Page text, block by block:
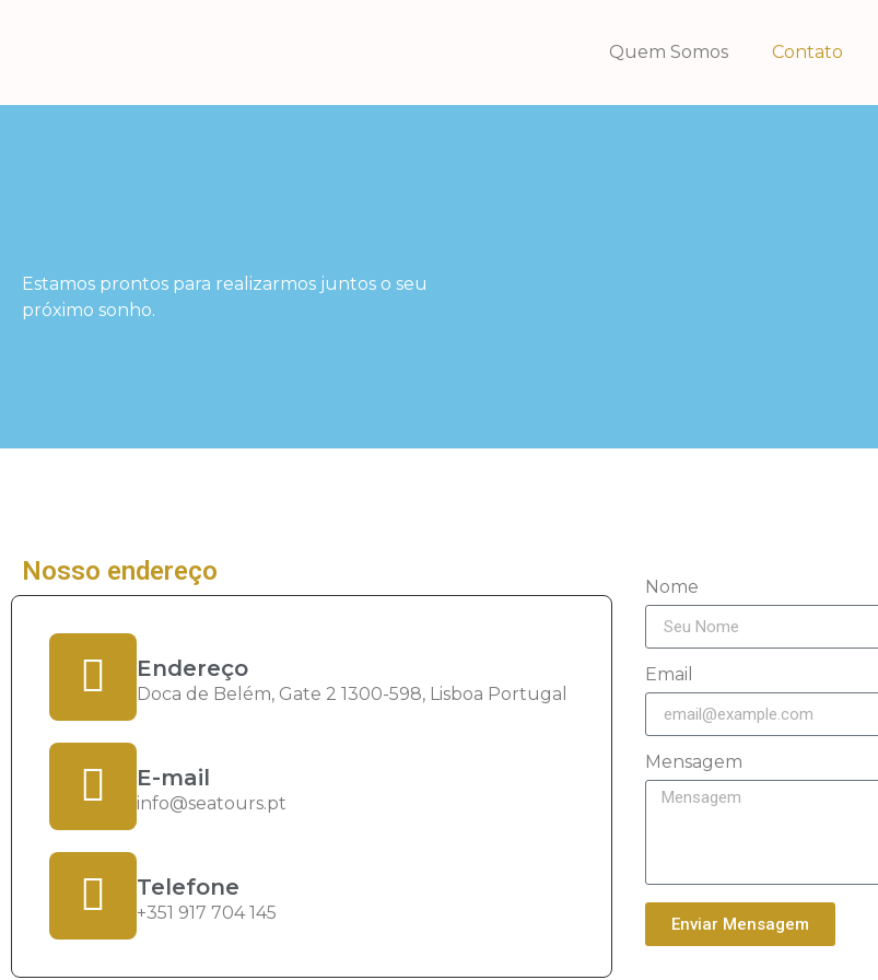
Quem Somos Contato
Estamos prontos para realizarmos juntos o seu
próximo sonho.
Nosso endereço
Endereço
Doca de Belém, Gate 2 1300-598, Lisboa Portugal
E-mail
info@seatours.pt
Telefone
+351 917 704 145
Nome
Email
Mensagem
Enviar Mensagem